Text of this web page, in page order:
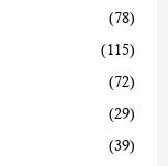
(78)
(115)
(72)
(29)
(39)